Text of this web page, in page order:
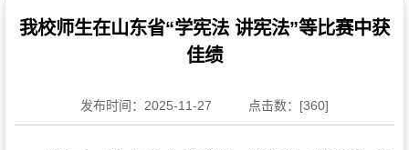
我校师生在山东省“学宪法 讲宪法”等比赛中获
佳绩
发布时间：2025-11-27 点击数：[360]